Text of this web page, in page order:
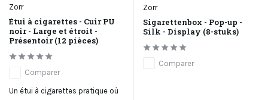
Zorr
Étui à cigarettes - Cuir PU
noir - Large et étroit -
Présentoir (12 pièces)
Comparer
Un étui à cigarettes pratique où
Zorr
Sigarettenbox - Pop-up -
Silk - Display (8-stuks)
Comparer